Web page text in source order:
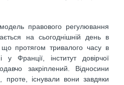
правового регулювання
на сьогоднішній день в
що протягом тривалого часу в
Франції, інститут довірчої
закріплений. Відносини
проте, існували вони завдяки